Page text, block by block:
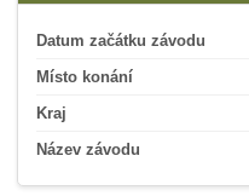
Datum začátku závodu
Místo konání
Kraj
Název závodu